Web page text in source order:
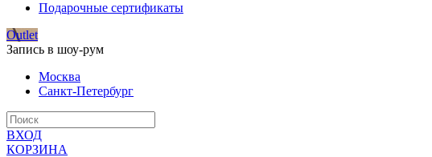
Подарочные сертификаты
Outlet
Запись в шоу-рум
Москва
Санкт-Петербург
ВХОД
КОРЗИНА